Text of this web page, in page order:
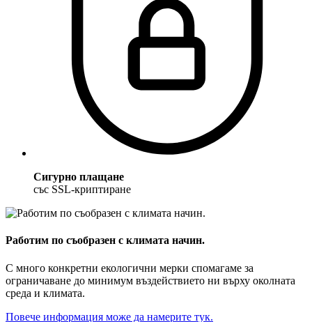
Сигурно плащане
със SSL-криптиране
Работим по съобразен с климата начин.
С много конкретни екологични мерки спомагаме за
ограничаване до минимум въздействието ни върху околната
среда и климата.
Повече информация може да намерите тук.